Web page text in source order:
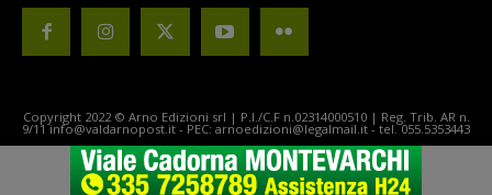
Copyright 2022 © Arno Edizioni srl | P.I./C.F n.02314000510 | Reg. Trib. AR n.
9/11 info@valdarnopost.it - PEC: arnoedizioni@legalmail.it - tel. 055.5353443